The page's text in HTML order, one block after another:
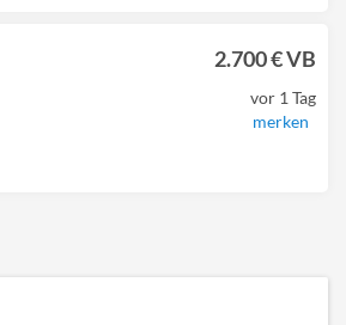
2.700 € VB
vor 1 Tag
merken